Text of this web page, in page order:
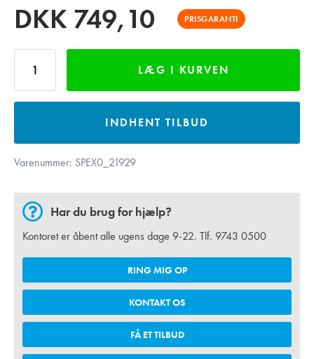
DKK 749,10 PRISGARANTI
LÆG I KURVEN
INDHENT TILBUD
Varenummer: SPEX0_21929
Har du brug for hjælp?
Kontoret er åbent alle ugens dage 9-22. Tlf. 9743 0500
RING MIG OP
KONTAKT OS
FÅ ET TILBUD